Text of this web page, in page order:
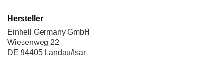
Hersteller
Einhell Germany GmbH
Wiesenweg 22
DE 94405 Landau/Isar